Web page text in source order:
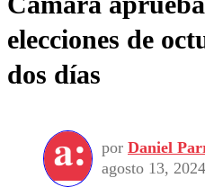
elecciones de
dos días
por Daniel
agosto 13, 2024